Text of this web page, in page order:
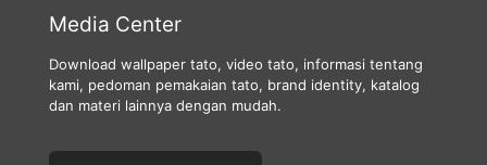
Media Center
Download wallpaper tato, video tato, informasi tentang
kami, pedoman pemakaian tato, brand identity, katalog
dan materi lainnya dengan mudah.